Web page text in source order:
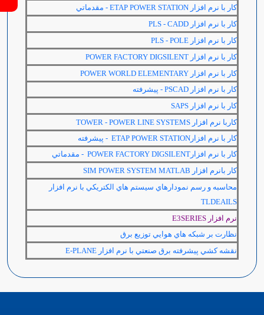
كار با نرم افزار
- مقدماتي
كار با نرم افزار PLS - CADD
كار با نرم افزار PLS - POLE
كار با نرم افزار POWER FACTORY DIGSILENT
كار با نرم افزار POWER WORLD ELEMENTARY
كار با نرم افزار
- پيشرفته
كار با نرم افزار SAPS
كاربا نرم افزار TOWER - POWER LINE SYSTEMS
كار با نرم افزار ETAP POWER STATION - پيشرفته
كار با نرم افزار POWER FACTORY DIGSILENT - مقدماتي
كار بانرم افزار SIM POWER SYSTEM MATLAB
محاسبه و رسم نمودارهاي سيستم هاي الكتريكي با نرم افزار
TLDEAILS
نرم افزار E3SERIES
نظارت بر شبكه هاي هوايي توزيع برق
نقشه كشي پيشرفته برق صنعتي با نرم افزار E-PLANE